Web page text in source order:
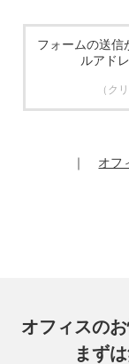
場合があります
きる管理体制を
厳選したうえで
個人情報を厳密
提供記録の開示
7. 個人情報を提
お客様がご自身
フォームの送信
ルアド
（ク
｜ オフ
オフィスの
まず